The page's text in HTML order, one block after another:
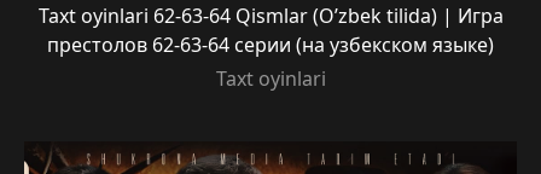
Taxt oyinlari 62-63-64 Qismlar (O’zbek tilida) | Игра
престолов 62-63-64 серии (на узбекском языке)
Taxt oyinlari